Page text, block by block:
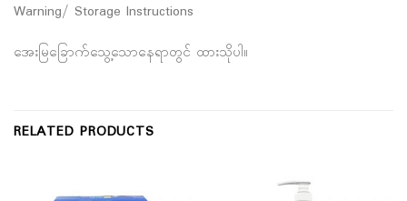
Warning/ Storage Instructions
အေးမြခြောက်သွေ့သောနေရာတွင် ထားသိုပါ။
RELATED PRODUCTS